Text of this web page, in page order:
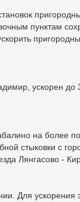
пунктам
ускорен до
на более
стыковки с
Лянгасово -
Для ускорения